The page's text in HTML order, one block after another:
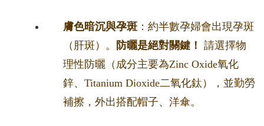
膚色暗沉與孕斑 ：約半數孕婦會出現孕斑
（肝斑）。
防曬是絕對關鍵！ 請選擇物
理性防曬（成分主要為Zinc Oxide氧化
鋅、Titanium Dioxide二氧化鈦），並勤勞
補擦，外出搭配帽子、洋傘。